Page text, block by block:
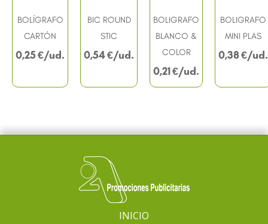
BOLÍGRAFO
CARTÓN
0,25€
BIC ROUND
STIC
0,54€
BOLIGRAFO
BLANCO &
COLOR
0,21€
BOLIGRAFO
MINI PLAS
0,38€
INICIO